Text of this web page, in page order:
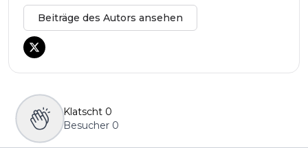
Beiträge des Autors ansehen
Klatscht 0
Besucher 0